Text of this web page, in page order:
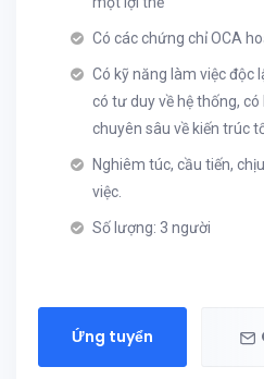
Có các chứng chỉ OCA
Có kỹ năng làm việc độc
có tư duy về hệ thống,
chuyên sâu về kiến trúc
Nghiêm túc, cầu tiến,
việc.
Số lượng: 3 người
Ứng tuyển